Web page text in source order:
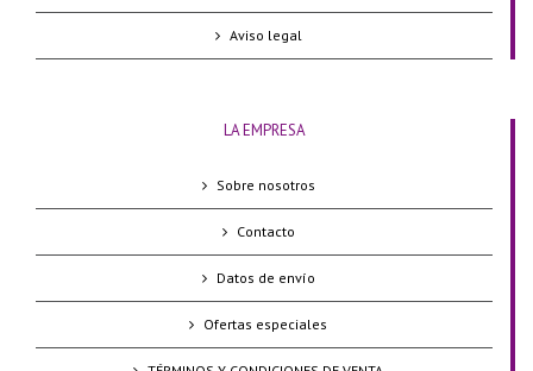
Aviso legal
LA EMPRESA
Sobre nosotros
Contacto
Datos de envío
Ofertas especiales